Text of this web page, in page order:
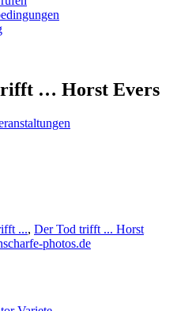
… Horst Evers
..., Der Tod trifft ... Horst
photos.de